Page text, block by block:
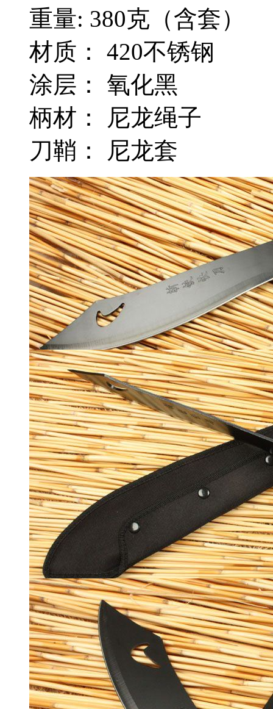
重量: 380克（含套）
材质： 420不锈钢
涂层： 氧化黑
柄材： 尼龙绳子
刀鞘： 尼龙套